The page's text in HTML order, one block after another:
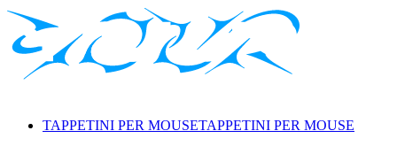
TAPPETINI PER MOUSETAPPETINI PER MOUSE